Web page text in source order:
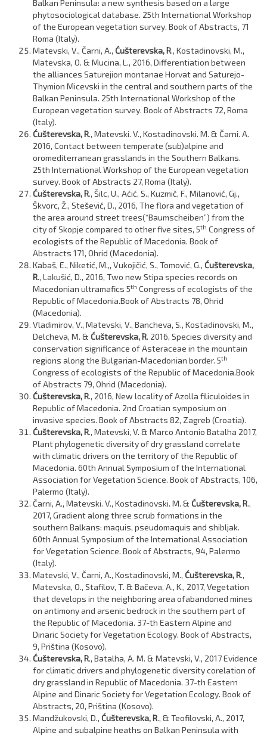
Balkan Peninsula: a new synthesis based on a large
phytosociological database. 25th International Workshop
of the European vegetation survey. Book of Abstracts, 71
Roma (Italy).
Matevski, V., Čarni, A., Ćušterevska, R., Kostadinovski, M.,
Matevska, O. & Mucina, L., 2016, Differentiation between
the alliances Saturejion montanae Horvat and Saturejo-
Thymion Micevski in the central and southern parts of the
Balkan Peninsula. 25th International Workshop of the
European vegetation survey. Book of Abstracts 72, Roma
(Italy).
Ćušterevska, R., Matevski. V., Kostadinovski. M. & Čarni. A.
2016, Contact between temperate (sub)alpine and
oromediterranean grasslands in the Southern Balkans.
25th International Workshop of the European vegetation
survey. Book of Abstracts 27, Roma (Italy).
Ćušterevska, R., Šilc, U., Aćić, S., Kuzmič, F., Milanović, Gj.,
Škvorc, Ž., Stešević, D., 2016, The flora and vegetation of
the area around street trees(“Baumscheiben”) from the
city of Skopje compared to other five sites, 5th Congress of
ecologists of the Republic of Macedonia. Book of
Abstracts 171, Ohrid (Macedonia).
Kabaš, E., Niketić, M.,, Vukojičić, S., Tomović, G., Ćušterevska,
R., Lakušić, D., 2016, Two new Stipa species records on
Macedonian ultramafics 5th Congress of ecologists of the
Republic of Macedonia.Book of Abstracts 78, Ohrid
(Macedonia).
Vladimirov, V., Matevski, V., Bancheva, S., Kostadinovski, M.,
Delcheva, M. & Ćušterevska, R. 2016, Species diversity and
conservation significance of Asteraceae in the mountain
regions along the Bulgarian-Macedonian border. 5th
Congress of ecologists of the Republic of Macedonia.Book
of Abstracts 79, Ohrid (Macedonia).
Ćušterevska, R., 2016, New locality of Azolla filiculoides in
Republic of Macedonia. 2nd Croatian symposium on
invasive species. Book of Abstracts 82, Zagreb (Croatia).
Ćušterevska, R., Matevski, V. & Marco Antonio Batalha 2017,
Plant phylogenetic diversity of dry grassland correlate
with climatic drivers on the territory of the Republic of
Macedonia. 60th Annual Symposium of the International
Association for Vegetation Science. Book of Abstracts, 106,
Palermo (Italy).
Čarni, A., Matevski. V., Kostadinovski. M. & Ćušterevska, R.,
2017, Gradient along three scrub formations in the
southern Balkans: maquis, pseudomaquis and shibljak.
60th Annual Symposium of the International Association
for Vegetation Science. Book of Abstracts, 94, Palermo
(Italy).
Matevski, V., Čarni, A., Kostadinovski, M., Ćušterevska, R.,
Matevska, O., Stafilov, T. & Bačeva, A., K., 2017, Vegetation
that develops in the neighboring area ofabandoned mines
on antimony and arsenic bedrock in the southern part of
the Republic of Macedonia. 37-th Eastern Alpine and
Dinaric Society for Vegetation Ecology. Book of Abstracts,
9, Priština (Kosovo).
Ćušterevska, R., Batalha, A. M. & Matevski, V., 2017 Evidence
for climatic drivers and phylogenetic diversity corelation of
dry grassland in Republic of Macedonia. 37-th Eastern
Alpine and Dinaric Society for Vegetation Ecology. Book of
Abstracts, 20, Priština (Kosovo).
Mandžukovski, D., Ćušterevska, R., & Teofilovski, A., 2017,
Alpine and subalpine heaths on Balkan Peninsula with